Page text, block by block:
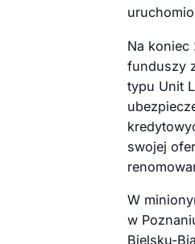
Na
funduszy
typu Unit
swojej
W
w
Bielsku-